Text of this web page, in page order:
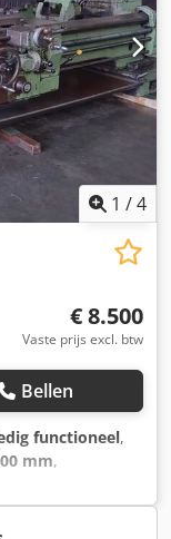
1 /4
€ 8.500
Vaste prijs excl. btw
Bellen
functioneel,
mm,
tussen de
2000 mm 26
Dkedozql D